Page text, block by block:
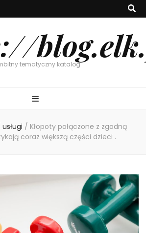
tematyczny katalog
usługi / Kłopoty połączone z zgodną
coraz większą części dzieci .